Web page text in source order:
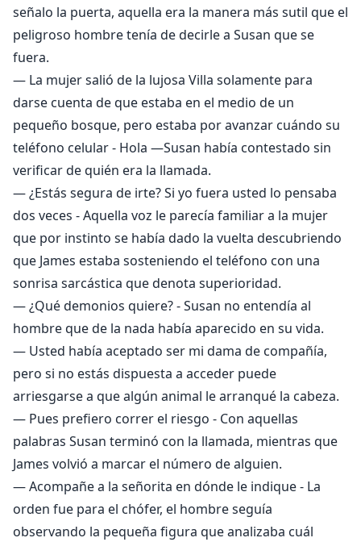
señalo la puerta, aquella era la manera más sutil que el
peligroso hombre tenía de decirle a Susan que se
fuera.
— La mujer salió de la lujosa Villa solamente para
darse cuenta de que estaba en el medio de un
pequeño bosque, pero estaba por avanzar cuándo su
teléfono celular - Hola —Susan había contestado sin
verificar de quién era la llamada.
— ¿Estás segura de irte? Si yo fuera usted lo pensaba
dos veces - Aquella voz le parecía familiar a la mujer
que por instinto se había dado la vuelta descubriendo
que James estaba sosteniendo el teléfono con una
sonrisa sarcástica que denota superioridad.
— ¿Qué demonios quiere? - Susan no entendía al
hombre que de la nada había aparecido en su vida.
— Usted había aceptado ser mi dama de compañía,
pero si no estás dispuesta a acceder puede
arriesgarse a que algún animal le arranqué la cabeza.
— Pues prefiero correr el riesgo - Con aquellas
palabras Susan terminó con la llamada, mientras que
James volvió a marcar el número de alguien.
— Acompañe a la señorita en dónde le indique - La
orden fue para el chófer, el hombre seguía
observando la pequeña figura que analizaba cuál